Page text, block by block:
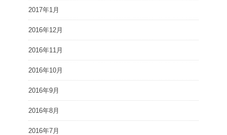
2017年1月
2016年12月
2016年11月
2016年10月
2016年9月
2016年8月
2016年7月